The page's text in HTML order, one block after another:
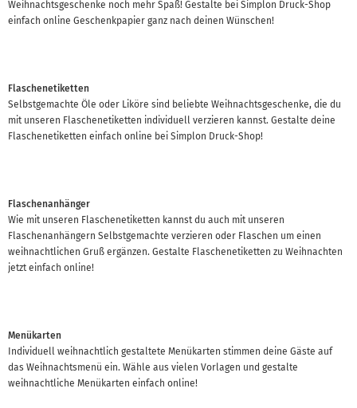
Weihnachtsgeschenke noch mehr Spaß! Gestalte bei Simplon Druck-Shop
einfach online Geschenkpapier ganz nach deinen Wünschen!
Flaschenetiketten
Selbstgemachte Öle oder Liköre sind beliebte Weihnachtsgeschenke, die du
mit unseren Flaschenetiketten individuell verzieren kannst. Gestalte deine
Flaschenetiketten einfach online bei Simplon Druck-Shop!
Flaschenanhänger
Wie mit unseren Flaschenetiketten kannst du auch mit unseren
Flaschenanhängern Selbstgemachte verzieren oder Flaschen um einen
weihnachtlichen Gruß ergänzen. Gestalte Flaschenetiketten zu Weihnachten
jetzt einfach online!
Menükarten
Individuell weihnachtlich gestaltete Menükarten stimmen deine Gäste auf
das Weihnachtsmenü ein. Wähle aus vielen Vorlagen und gestalte
weihnachtliche Menükarten einfach online!